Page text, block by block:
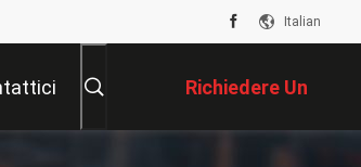
Italian
Richiedere Un